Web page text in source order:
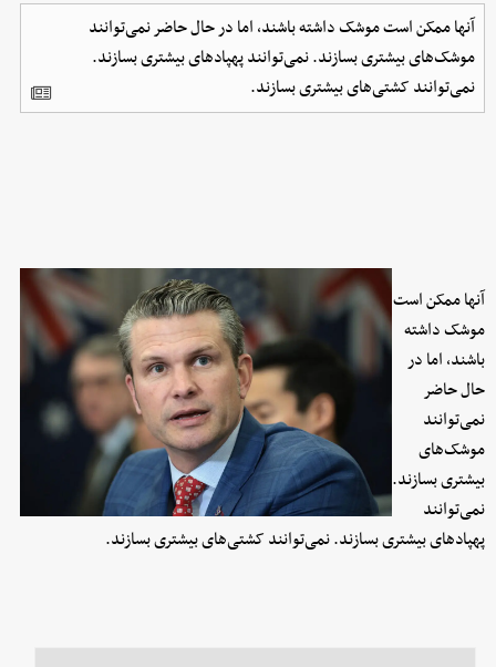
آنها ممکن است موشک داشته باشند، اما در حال حاضر نمی‌توانند
موشک‌های بیشتری بسازند. نمی‌توانند پهپادهای بیشتری بسازند.
نمی‌توانند کشتی‌های بیشتری بسازند.
آنها ممکن است
موشک داشته
باشند، اما در
حال حاضر
نمی‌توانند
موشک‌های
بیشتری بسازند.
نمی‌توانند
پهپادهای بیشتری بسازند. نمی‌توانند کشتی‌های بیشتری بسازند.